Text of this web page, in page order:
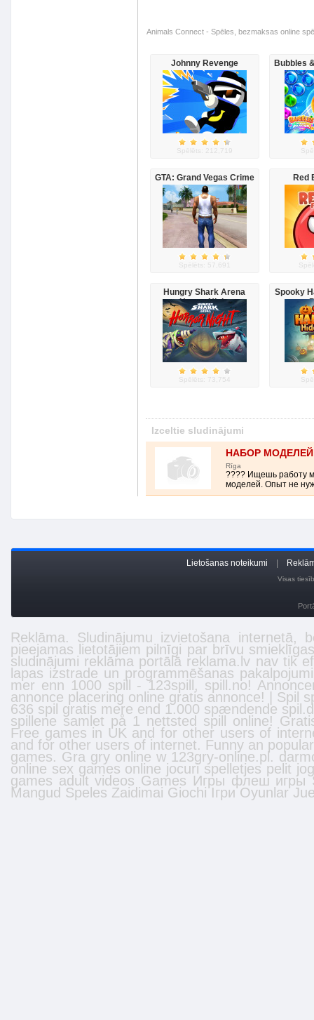
Animals Connect - Spēles, bezmaksas online
Johnny Revenge
Spēlēts: 212,719
Bubbles
GTA: Grand Vegas Crime
Spēlēts: 57,691
Red
Hungry Shark Arena
Horror Night
Spēlēts: 73,754
Spooky
Izceltie sludinājumi
НАБОР
Rīga
???? Ищешь работу
моделей. Опыт не
Lietošanas noteikumi
Visas
Reklāma. Sludinājumu izvietošana internetā,
pieejamas lietotājiem pilnīgi par brīvu
sludinājumi reklāma portālā reklama.lv nav tik
lapas izstrade un programmēšanas
mer enn 1000 spill -123spill , spill.no!
annonce placering online gratis annonce! | Spil
636 spil gratis mere end 1.000 spændende
spillene samlet på 1 nettsted spill online!
Free games in UK and for other users of
and for other users of internet. Funny an
games. Gra gry online w 123gry-online.pl.
online sex games online jocuri spelletjes pelit
games adult videos Games Игры флеш игры
Mangud Speles Zaidimai Giochi Ігри Oyunlar